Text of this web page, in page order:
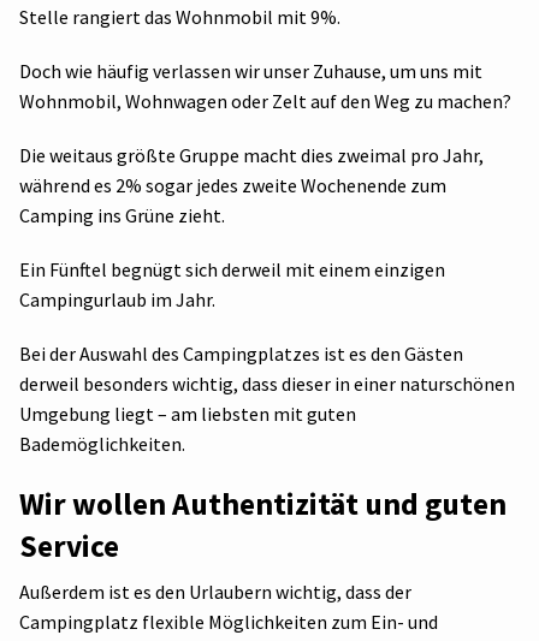
Stelle rangiert das Wohnmobil mit 9%.
Doch wie häufig verlassen wir unser Zuhause, um uns mit
Wohnmobil, Wohnwagen oder Zelt auf den Weg zu machen?
Die weitaus größte Gruppe macht dies zweimal pro Jahr,
während es 2% sogar jedes zweite Wochenende zum
Camping ins Grüne zieht.
Ein Fünftel begnügt sich derweil mit einem einzigen
Campingurlaub im Jahr.
Bei der Auswahl des Campingplatzes ist es den Gästen
derweil besonders wichtig, dass dieser in einer naturschönen
Umgebung liegt – am liebsten mit guten
Bademöglichkeiten.
Wir wollen Authentizität und guten
Service
Außerdem ist es den Urlaubern wichtig, dass der
Campingplatz flexible Möglichkeiten zum Ein- und